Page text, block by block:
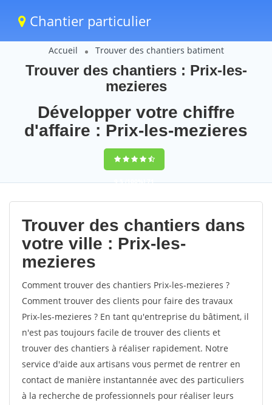
Chantier particulier
Accueil Trouver des chantiers batiment
Trouver des chantiers : Prix-les-
mezieres
Développer votre chiffre
d'affaire : Prix-les-mezieres
9,5(100%)71
votes
Trouver des chantiers dans
votre ville : Prix-les-
mezieres
Comment trouver des chantiers Prix-les-mezieres ?
Comment trouver des clients pour faire des travaux
Prix-les-mezieres ? En tant qu'entreprise du bâtiment, il
n'est pas toujours facile de trouver des clients et
trouver des chantiers à réaliser rapidement. Notre
service d'aide aux artisans vous permet de rentrer en
contact de manière instantannée avec des particuliers
à la recherche de professionnels pour réaliser leurs